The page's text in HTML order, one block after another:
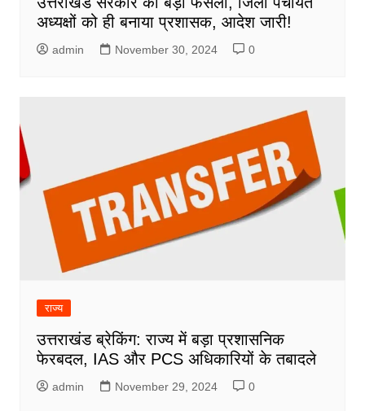
अध्यक्षों को ही बनाया प्रशासक, आदेश जारी!
admin November 30, 2024 0
राज्य
उत्तराखंड ब्रेकिंग: राज्य में बड़ा प्रशासनिक
फेरबदल, IAS और PCS अधिकारियों के तबादले
admin November 29, 2024 0